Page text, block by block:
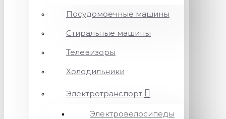
Посудомоечные машины
Стиральные машины
Телевизоры
Холодильники
Электротранспорт
Электровелосипеды